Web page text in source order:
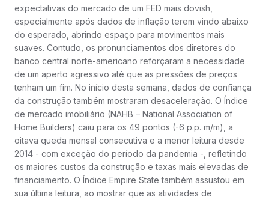
expectativas do mercado de um FED mais dovish,
especialmente após dados de inflação terem vindo abaixo
do esperado, abrindo espaço para movimentos mais
suaves. Contudo, os pronunciamentos dos diretores do
banco central norte-americano reforçaram a necessidade
de um aperto agressivo até que as pressões de preços
tenham um fim. No início desta semana, dados de confiança
da construção também mostraram desaceleração. O Índice
de mercado imobiliário (NAHB – National Association of
Home Builders) caiu para os 49 pontos (-6 p.p. m/m), a
oitava queda mensal consecutiva e a menor leitura desde
2014 - com exceção do período da pandemia -, refletindo
os maiores custos da construção e taxas mais elevadas de
financiamento. O Índice Empire State também assustou em
sua última leitura, ao mostrar que as atividades de